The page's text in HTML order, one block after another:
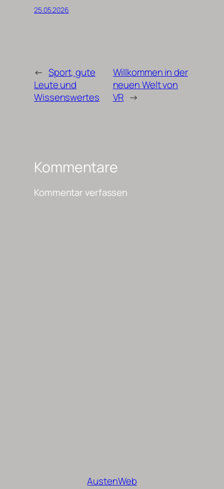
25.05.2026
← Sport, gute
Leute und
Wissenswertes
Willkommen in der
neuen Welt von
VR →
Kommentare
Kommentar verfassen
AustenWeb